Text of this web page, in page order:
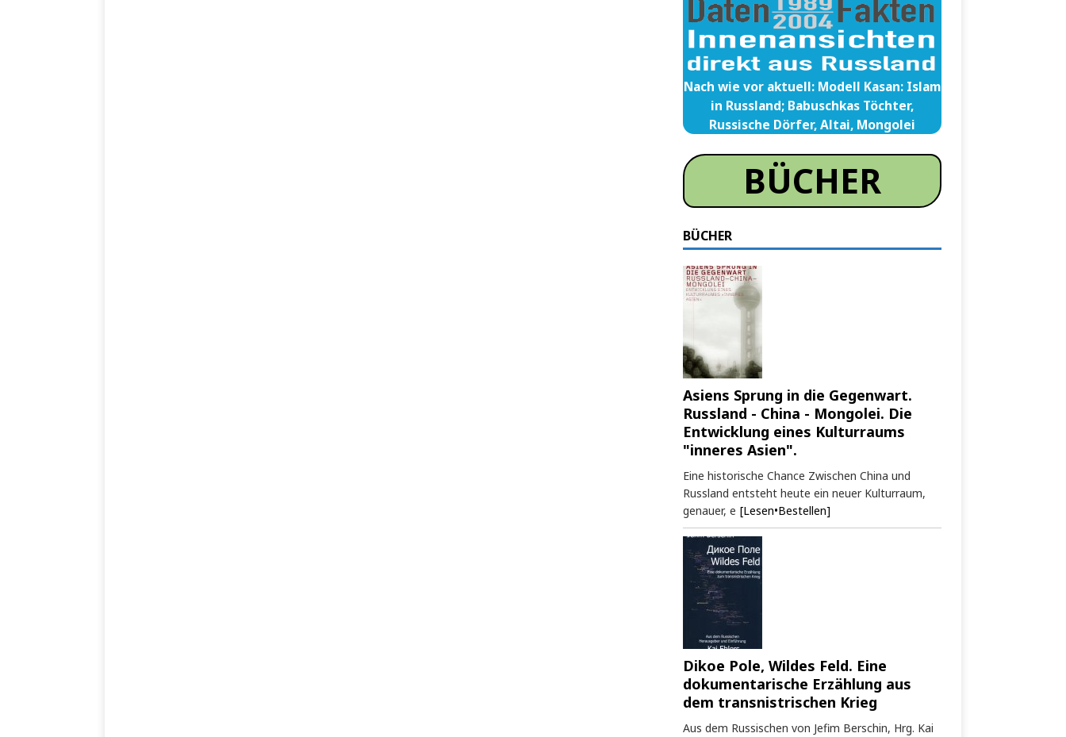
Nach wie vor aktuell: Modell Kasan: Islam
in Russland; Babuschkas Töchter,
Russische Dörfer, Altai, Mongolei
BÜCHER
BÜCHER
Asiens Sprung in die Gegenwart.
Russland - China - Mongolei. Die
Entwicklung eines Kulturraums
"inneres Asien".
Eine historische Chance Zwischen China und
Russland entsteht heute ein neuer Kulturraum,
genauer, e [Lesen•Bestellen]
Dikoe Pole, Wildes Feld. Eine
dokumentarische Erzählung aus
dem transnistrischen Krieg
Aus dem Russischen von Jefim Berschin, Hrg. Kai